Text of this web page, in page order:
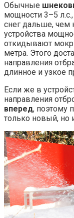
Обычные
мощности 3–5
снег дальше, чем
устройства
откидывают
метра. Этого
направления
длинное и узкое
Если же в
направления
вперед, поэтому
только новый, но